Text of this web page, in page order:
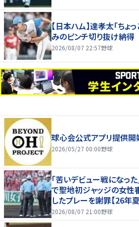
【日本ハム】達孝太「ちょ
みのピンチ切り抜け納得
2026/08/07 22:57野球
球心会公式アプリ提供開
2026/05/27 00:00野球
｢苦いデビュー戦になっ
で聖地初ジャッジの女性
したプレーを謝罪【26年
2026/08/07 21:00野球